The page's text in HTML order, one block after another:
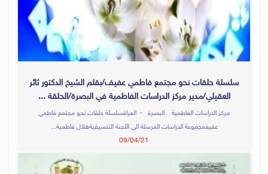
سلسلة حلقات نحو مجتمع فاطمي عفيف/بقلم الشيخ الدكتور ثائر
العقيلي/مدير مركز الدراسات الفاطمية في البصرة/الحلقة ...
مركز الدراسات الفاطمية البصرة - العراقسلسلة حلقات نحو مجتمع فاطمي
عفيفمجموعة الدراسات المرسلة الى اللجنة التنسيقيةهلال فاطمية...
09/04/21